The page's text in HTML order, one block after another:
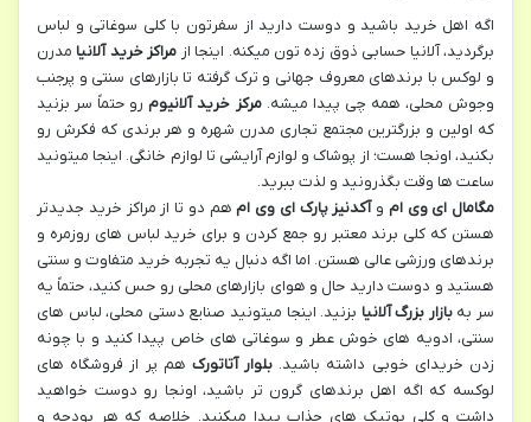
اگه اهل خرید باشید و دوست دارید از سفرتون با کلی سوغاتی و لباس
برگردید، آلانیا حسابی ذوق زده تون میکنه. اینجا از مراکز خرید آلانیا مدرن
و لوکس با برندهای معروف جهانی و ترک گرفته تا بازارهای سنتی و پرجنب
وجوش محلی، همه چی پیدا میشه.مرکز خرید آلانیوم رو حتماً سر بزنید
که اولین و بزرگترین مجتمع تجاری مدرن شهره و هر برندی که فکرش رو
بکنید، اونجا هست؛ از پوشاک و لوازم آرایشی تا لوازم خانگی. اینجا میتونید
ساعت ها وقت بگذرونید و لذت ببرید.
مگامال ای وی ام وآکدنیز پارک ای وی ام هم دو تا از مراکز خرید جدیدتر
هستن که کلی برند معتبر رو جمع کردن و برای خرید لباس های روزمره و
برندهای ورزشی عالی هستن. اما اگه دنبال یه تجربه خرید متفاوت و سنتی
هستید و دوست دارید حال و هوای بازارهای محلی رو حس کنید، حتماً یه
سر بهبازار بزرگ آلانیا بزنید. اینجا میتونید صنایع دستی محلی، لباس های
سنتی، ادویه های خوش عطر و سوغاتی های خاص پیدا کنید و با چونه
زدن خریدای خوبی داشته باشید. بلوار آتاتورک هم پر از فروشگاه های
لوکسه که اگه اهل برندهای گرون تر باشید، اونجا رو دوست خواهید
داشت و کلی بوتیک های جذاب پیدا میکنید. خلاصه که هر بودجه و